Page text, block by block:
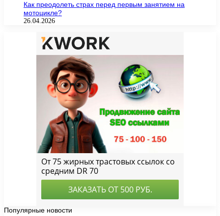
Как преодолеть страх перед первым занятием на
мотоцикле?
26.04.2026
Популярные новости